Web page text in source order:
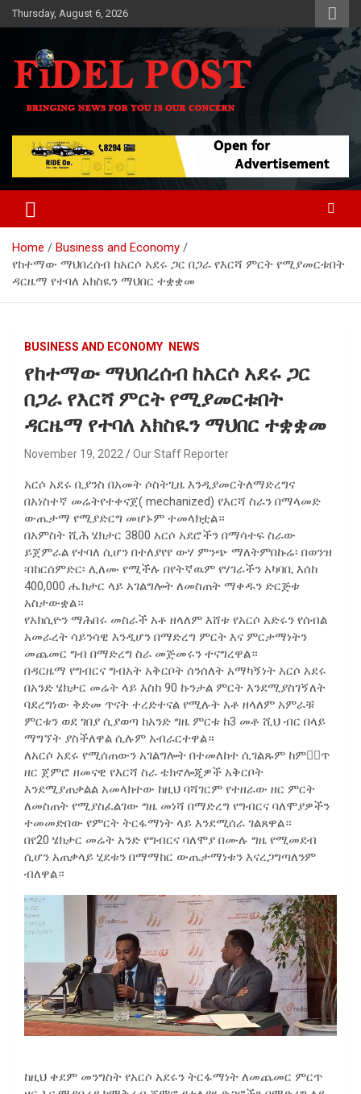
Skip
to
Thursday, August 6, 2026
Fidel Post
Bringing News For You is Our Concern
Home
Business and Economy
የከተማው ማህበረሰብ ከአርሶ አደሩ ጋር በጋራ የእርሻ ምርት የሚያመርቱበት
ዳርዜማ የተባለ አክስዪን ማህበር ተቋቋመ
BUSINESS AND ECONOMY NEWS
የከተማው ማህበረሰብ ከአርሶ አደሩ ጋር
በጋራ የእርሻ ምርት የሚያመርቱበት
ዳርዜማ የተባለ አክስዪን ማህበር ተቋቋመ
November 19, 2022 Our Staff Reporter
አርሶ አደሩ ቢያንስ በአመት ሶስትጊዜ እንዲያመርትለማድረግና
በአነስተኛ መሬትየተቀናጀ( mechanized) የእርሻ ስራን በማላመድ
ውጤታማ የሚያድርግ መሆኑም ተመላክቷል።
በአምስት ሺሕ ሄክታር 3800 አርሶ አደሮችን በማሳተፍ ስራው
ይጀምራል የተባለ ሲሆን በተለያየየ ውሃ ምንጭ ማለትምበኩሬ፡ በወንዝ
፡በከርሰምድር፡ ሊለሙ የሚችሉ በየትኛዉም የሃገራችን አካባቢ እሰከ
400,000 ሔክታር ላይ አገልግሎት ለመስጠት ማቀዱን ድርጅቱ
አስታውቋል።
የአክሲዮን ማሕበሩ መስራች አቶ ዘላለም እሸቱ የአርሶ አድሩን የሰብል
አመራረት ሳይንሳዊ እንዲሆን በማድረግ ምርት እና ምርታማነትን
መጨመር ግብ በማድረግ ስራ መጅመሩን ተናግረዋል።
በዳርዜማ የግብርና ግብአት አቅርቦት ሰንሰለት አማካኝነት አርሶ አደሩ
በአንድ ሄክታር መሬት ላይ እስከ 90 ኩንታል ምርት እንደሚያስገኝለት
ባደረግነው ቅድመ ጥናት ተረድተናል የሚሉት አቶ ዘላለም አምራቹ
ምርቱን ወደ ገበያ ሲያወጣ ከአንድ ግዜ ምርቱ ከ3 መቶ ሺህ ብር በላይ
ማግኘት ያስችለዋል ሲሉም አብራርተዋል።
ለአርሶ አደሩ የሚሰጠውን አገልግሎት በተመለከተ ሲገልጹም ከምር፟ጥ
ዘር ጀምሮ ዘመናዊ የእርሻ ስራ ቴክኖሎጂዎች አቅርቦት
እንደሚያጠቃልል አመላክተው ከዚህ ባሻገርም የተዘራው ዘር ምርት
ለመስጠት የሚያስፈልገው ግዜ መነሻ በማድረግ የግብርና ባለሞያዎችን
ተመመድበው የምርት ትርፋማነት ላይ እንደሚሰራ ገልጸዋል።
በየ20 ሄክታር መሬት አንድ የግብርና ባለሞያ በሙሉ ግዜ የሚመደብ
ሲሆን አጠቃላይ ሂደቱን በማማከር ውጤታማነቱን እናረጋግጣለንም
ብለዋል።
ከዚህ ቀደም መንግስት የአርሶ አደሩን ትርፋማነት ለመጨመር ምርጥ